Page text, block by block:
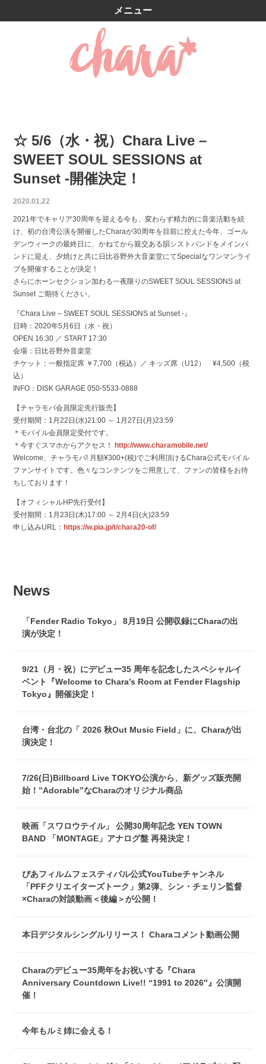
メニュー
☆ 5/6（水・祝）Chara Live –
SWEET SOUL SESSIONS at
Sunset -開催決定！
2020.01.22
2021年でキャリア30周年を迎える今も、変わらず精力的に音楽活動を続
け、初の台湾公演を開催したCharaが30周年を目前に控えた今年、ゴール
デンウィークの最終日に、かねてから親交ある韻シストバンドをメインバ
ンドに迎え、夕焼けと共に日比谷野外大音楽堂にてSpecialなワンマンライ
ブを開催することが決定！
さらにホーンセクション加わる一夜限りのSWEET SOUL SESSIONS at
Sunset ご期待ください。
『Chara Live – SWEET SOUL SESSIONS at Sunset -』
日時：2020年5月6日（水・祝）
OPEN 16:30 ／ START 17:30
会場：日比谷野外音楽堂
チケット：一般指定席 ￥7,700（税込）／ キッズ席（U12） ¥4,500（税
込）
INFO：DISK GARAGE 050-5533-0888
【チャラモバ会員限定先行販売】
受付期間：1月22日(水)21:00 ～ 1月27日(月)23:59
＊モバイル会員限定受付です。
＊今すぐスマホからアクセス！
http://www.charamobile.net/
Welcome、チャラモバ! 月額¥300+(税)でご利用頂けるChara公式モバイル
ファンサイトです。色々なコンテンツをご用意して、ファンの皆様をお待
ちしております！
【オフィシャルHP先行受付】
受付期間：1月23日(木)17:00 ～ 2月4日(火)23:59
申し込みURL： https://w.pia.jp/t/chara20-of/
News
「Fender Radio Tokyo」 8月19日 公開収録にCharaの出
演が決定！
9/21（月・祝）にデビュー35 周年を記念したスペシャルイ
ベント『Welcome to Chara’s Room at Fender Flagship
Tokyo』開催決定！
台湾・台北の「 2026 秋Out Music Field」に、Charaが出
演決定！
7/26(日)Billboard Live TOKYO公演から、新グッズ販売開
始！”Adorable”なCharaのオリジナル商品
映画「スワロウテイル」 公開30周年記念 YEN TOWN
BAND 「MONTAGE」アナログ盤 再発決定！
ぴあフィルムフェスティバル公式YouTubeチャンネル
「PFFクリエイターズトーク」第2弾、シン・チェリン監督
×Charaの対談動画＜後編＞が公開！
本日デジタルシングルリリース！ Charaコメント動画公開
Charaのデビュー35周年をお祝いする『Chara
Anniversary Countdown Live!! “1991 to 2026″』公演開
催！
今年もルミ姉に会える！